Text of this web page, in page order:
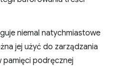
niemal natychmiastowe
jej użyć do zarządzania
pamięci podręcznej